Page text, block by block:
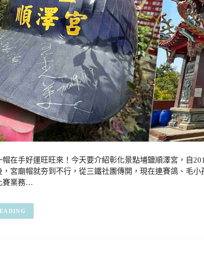
在手好運旺旺來！今天要介紹彰化景點埔鹽順澤宮，自
，宮廟帽就夯到不行，從三鐵社團傳開，現在連賽鴿、毛
賽業務…